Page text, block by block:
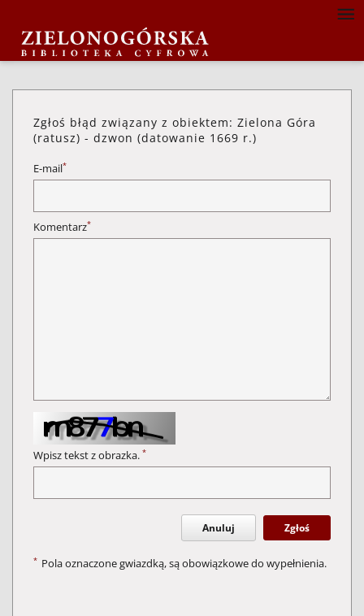
Zgłoś błąd związany z obiektem: Zielona Góra
(ratusz) - dzwon (datowanie 1669 r.)
E-mail*
Komentarz*
Wpisz tekst z obrazka. *
Anuluj Zgłoś
* Pola oznaczone gwiazdką, są obowiązkowe do wypełnienia.